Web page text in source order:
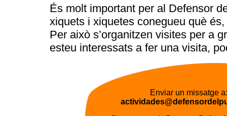
És molt important per al Defensor
xiquets i xiquetes conegueu què
Per això s’organitzen visites per a
esteu interessats a fer una visita,
Enviar un missatge a: